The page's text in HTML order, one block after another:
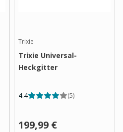
Trixie
Trixie Universal-
Heckgitter
4.4 (5)
199,99 €